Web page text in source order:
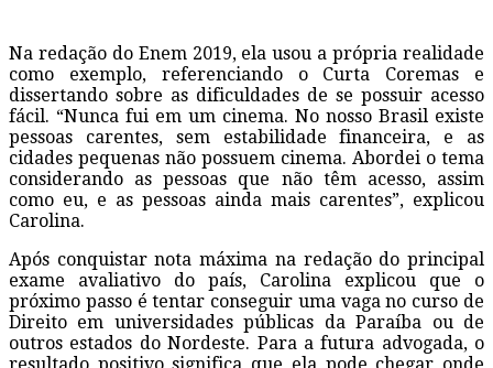
Na redação do Enem 2019, ela usou a própria realidade
como exemplo, referenciando o Curta Coremas e
dissertando sobre as dificuldades de se possuir acesso
fácil. “Nunca fui em um cinema. No nosso Brasil existe
pessoas carentes, sem estabilidade financeira, e as
cidades pequenas não possuem cinema. Abordei o tema
considerando as pessoas que não têm acesso, assim
como eu, e as pessoas ainda mais carentes”, explicou
Carolina.
Após conquistar nota máxima na redação do principal
exame avaliativo do país, Carolina explicou que o
próximo passo é tentar conseguir uma vaga no curso de
Direito em universidades públicas da Paraíba ou de
outros estados do Nordeste. Para a futura advogada, o